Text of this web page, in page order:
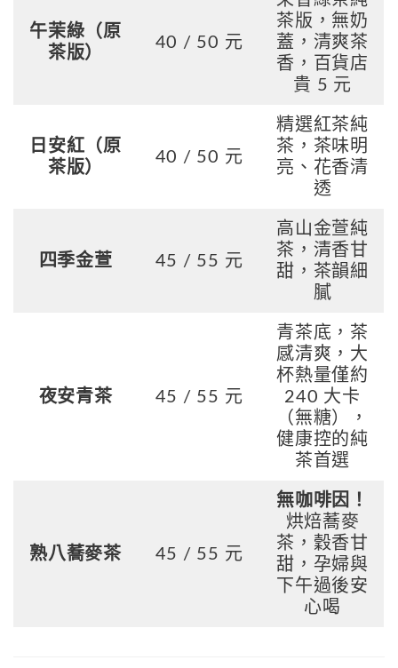
午茉綠（原
茶版）
40 / 50 元
茶版，無奶
蓋，清爽茶
香，百貨店
貴 5 元
日安紅（原
茶版）
40 / 50 元
精選紅茶純
茶，茶味明
亮、花香清
透
四季金萱 45 / 55 元
高山金萱純
茶，清香甘
甜，茶韻細
膩
夜安青茶 45 / 55 元
青茶底，茶
感清爽，大
杯熱量僅約
240 大卡
（無糖），
健康控的純
茶首選
熟八蕎麥茶 45 / 55 元
無咖啡因！
烘焙蕎麥
茶，穀香甘
甜，孕婦與
下午過後安
心喝